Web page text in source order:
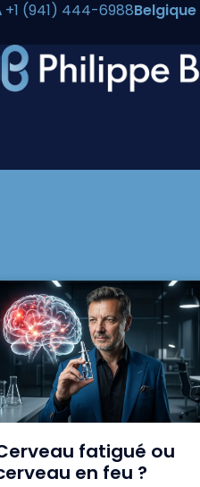
+1 (941) 444-6988Belgique
fatigué ou
en feu ?